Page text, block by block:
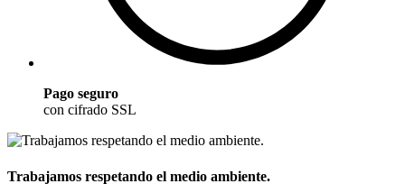
Pago seguro
con cifrado SSL
Trabajamos respetando el medio ambiente.